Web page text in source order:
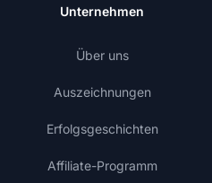
Unternehmen
Über uns
Auszeichnungen
Erfolgsgeschichten
Affiliate-Programm